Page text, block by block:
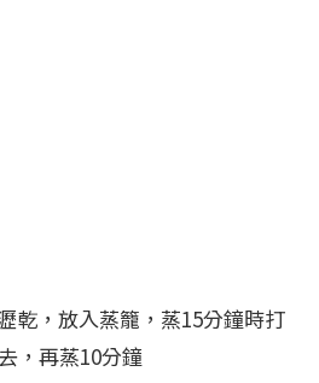
乾，放入蒸籠，蒸15分鐘時打
，再蒸10分鐘